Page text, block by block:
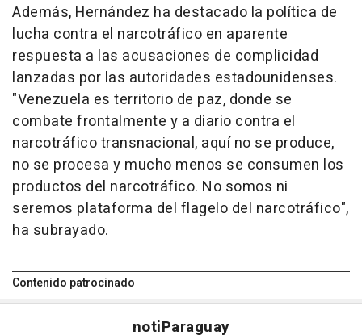
Además, Hernández ha destacado la política de
lucha contra el narcotráfico en aparente
respuesta a las acusaciones de complicidad
lanzadas por las autoridades estadounidenses.
"Venezuela es territorio de paz, donde se
combate frontalmente y a diario contra el
narcotráfico transnacional, aquí no se produce,
no se procesa y mucho menos se consumen los
productos del narcotráfico. No somos ni
seremos plataforma del flagelo del narcotráfico",
ha subrayado.
Contenido patrocinado
notiParaguay